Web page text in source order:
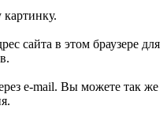
сайта в этом браузере для
e-mail. Вы можете так же